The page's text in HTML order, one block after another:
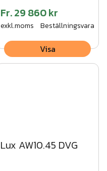
Fr.29 860 kr
exkl.moms Beställningsvara
Visa
Lux AW10.45 DVG